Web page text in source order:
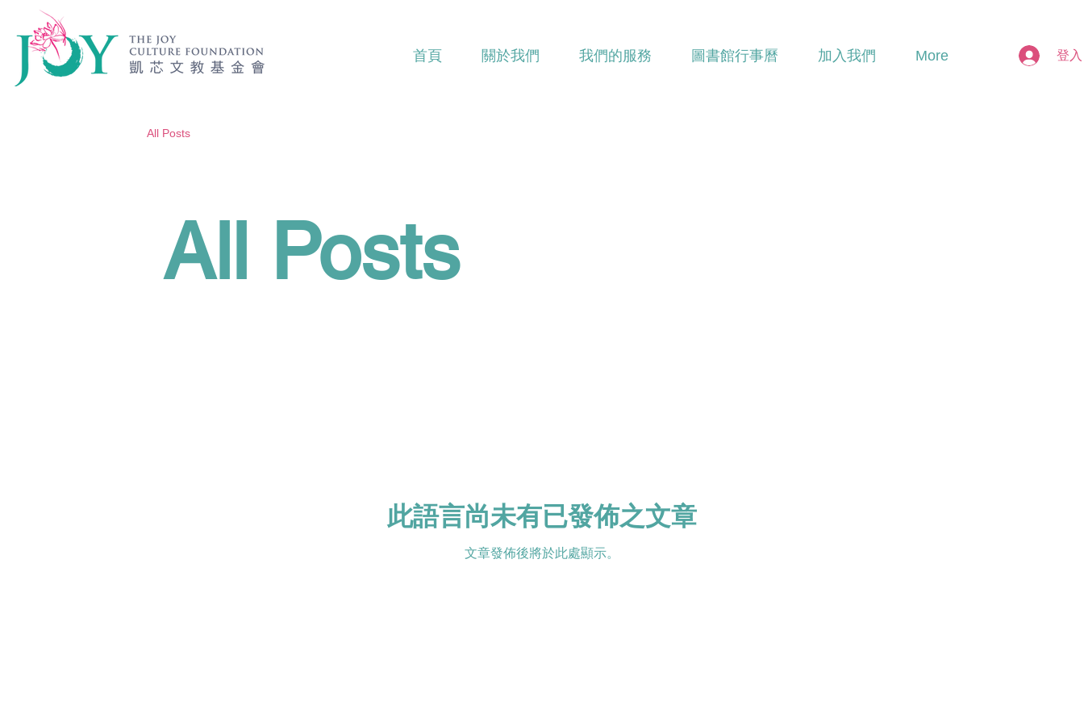
首頁 關於我們 我們的服務 圖書館行事曆 加入我們 More 登入
All Posts
All Posts
此語言尚未有已發佈之文章
文章發佈後將於此處顯示。